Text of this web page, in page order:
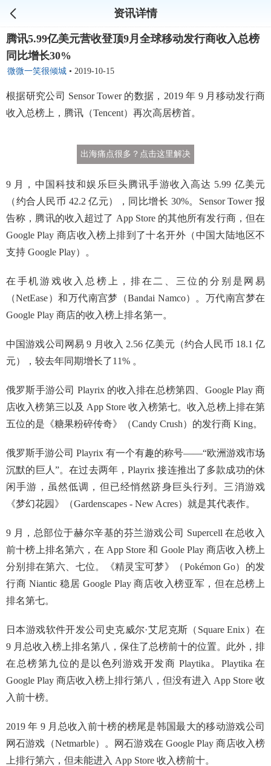
资讯详情
腾讯5.99亿美元营收登顶9月全球移动发行商收入总榜
同比增长30%
微微一笑很倾城 • 2019-10-15
根据研究公司 Sensor Tower 的数据，2019 年 9 月移动发行商
收入总榜上，腾讯（Tencent）再次高居榜首。
出海痛点很多？点击这里解决
9 月，中国科技和娱乐巨头腾讯手游收入高达 5.99 亿美元
（约合人民币 42.2 亿元），同比增长 30%。Sensor Tower 报
告称，腾讯的收入超过了 App Store 的其他所有发行商，但在
Google Play 商店收入榜上排到了十名开外（中国大陆地区不
支持 Google Play）。
在手机游戏收入总榜上，排在二、三位的分别是网易
（NetEase）和万代南宫梦（Bandai Namco）。万代南宫梦在
Google Play 商店的收入榜上排名第一。
中国游戏公司网易 9 月收入 2.56 亿美元（约合人民币 18.1 亿
元），较去年同期增长了11% 。
俄罗斯手游公司 Playrix 的收入排在总榜第四、Google Play 商
店收入榜第三以及 App Store 收入榜第七。收入总榜上排在第
五位的是《糖果粉碎传奇》（Candy Crush）的发行商 King。
俄罗斯手游公司 Playrix 有一个有趣的称号——“欧洲游戏市场
沉默的巨人”。在过去两年，Playrix 接连推出了多款成功的休
闲手游，虽然低调，但已经悄然跻身巨头行列。三消游戏
《梦幻花园》（Gardenscapes - New Acres）就是其代表作。
9 月，总部位于赫尔辛基的芬兰游戏公司 Supercell 在总收入
前十榜上排名第六，在 App Store 和 Goole Play 商店收入榜上
分别排在第六、七位。《精灵宝可梦》（Pokémon Go）的发
行商 Niantic 稳居 Google Play 商店收入榜亚军，但在总榜上
排名第七。
日本游戏软件开发公司史克威尔·艾尼克斯（Square Enix）在
9 月总收入榜上排名第八，保住了总榜前十的位置。此外，排
在总榜第九位的是以色列游戏开发商 Playtika。Playtika 在
Google Play 商店收入榜上排行第八，但没有进入 App Store 收
入前十榜。
2019 年 9 月总收入前十榜的榜尾是韩国最大的移动游戏公司
网石游戏（Netmarble）。网石游戏在 Google Play 商店收入榜
上排行第六，但未能进入 App Store 收入榜前十。